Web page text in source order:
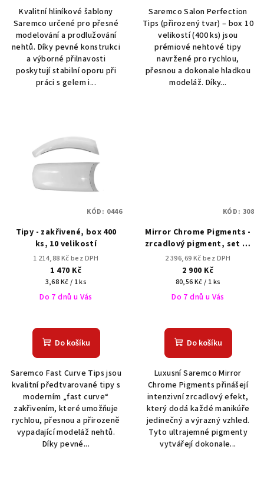
Kvalitní hliníkové šablony
Saremco určené pro přesné
modelování a prodlužování
nehtů. Díky pevné konstrukci
a výborné přilnavosti
poskytují stabilní oporu při
práci s gelem i...
Saremco Salon Perfection
Tips (přirozený tvar) – box 10
velikostí (400 ks) jsou
prémiové nehtové tipy
navržené pro rychlou,
přesnou a dokonale hladkou
modeláž. Díky...
Tipy - zakřivené, box 400
ks, 10 velikostí
1 214,88 Kč bez DPH
1 470 Kč
Měrná
cena:
3,68 Kč / 1 ks
Do 7 dnů u Vás
Do košíku
Saremco Fast Curve Tips jsou
kvalitní předtvarované tipy s
moderním „fast curve“
zakřivením, které umožňuje
rychlou, přesnou a přirozeně
vypadající modeláž nehtů.
Díky pevné...
KÓD: 0446
Mirror Chrome Pigments -
zrcadlový pigment, set 36
barev
2 396,69 Kč bez DPH
2 900 Kč
Měrná
cena:
80,56 Kč / 1 ks
Do 7 dnů u Vás
Do košíku
Luxusní Saremco Mirror
Chrome Pigments přinášejí
intenzivní zrcadlový efekt,
který dodá každé manikúře
jedinečný a výrazný vzhled.
Tyto ultrajemné pigmenty
vytvářejí dokonale...
KÓD: 308